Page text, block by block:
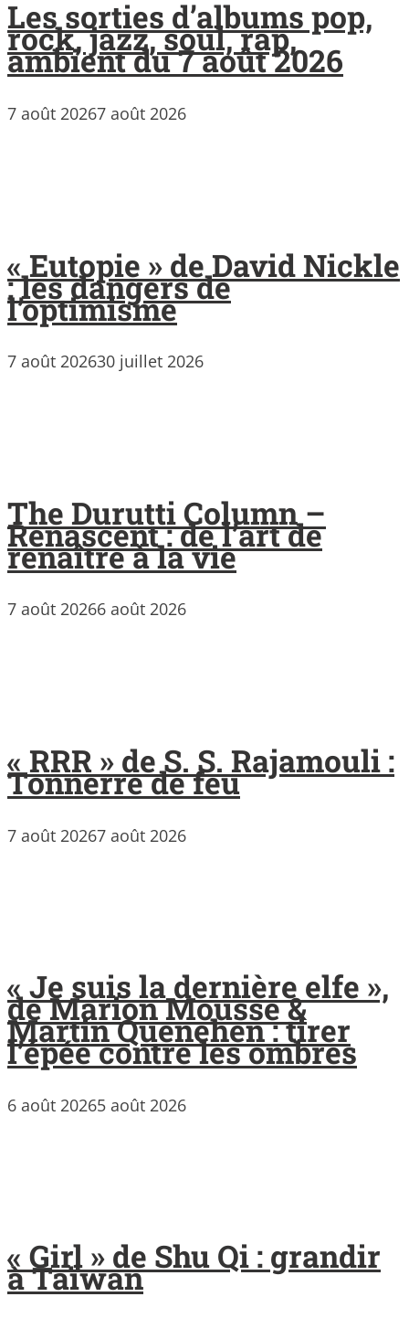
Les sorties d’albums pop,
rock, jazz, soul, rap,
ambient du 7 août 2026
7 août 20267 août 2026
« Eutopie » de David Nickle
: les dangers de
l’optimisme
7 août 202630 juillet 2026
The Durutti Column –
Renascent : de l’art de
renaître à la vie
7 août 20266 août 2026
« RRR » de S. S. Rajamouli :
Tonnerre de feu
7 août 20267 août 2026
« Je suis la dernière elfe »,
de Marion Mousse &
Martin Quenehen : tirer
l’épée contre les ombres
6 août 20265 août 2026
« Girl » de Shu Qi : grandir
à Taïwan